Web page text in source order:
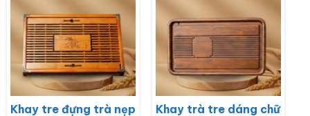
thể.
Các
chọn
thể
chọn
trên
Các
chọn
thể
chọn
trên
Khay tre đựng trà nẹp
Khay trà tre dáng chữ